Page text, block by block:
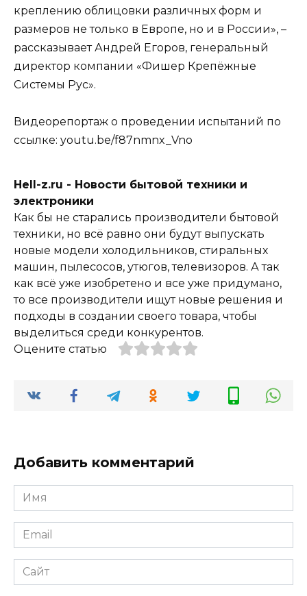
креплению облицовки различных форм и
размеров не только в Европе, но и в России», –
рассказывает Андрей Егоров, генеральный
директор компании «Фишер Крепёжные
Системы Рус».
Видеорепортаж о проведении испытаний по
ссылке: youtu.be/f87nmnx_Vno
Hell-z.ru - Новости бытовой техники и
электроники
Как бы не старались производители бытовой
техники, но всё равно они будут выпускать
новые модели холодильников, стиральных
машин, пылесосов, утюгов, телевизоров. А так
как всё уже изобретено и все уже придумано,
то все производители ищут новые решения и
подходы в создании своего товара, чтобы
выделиться среди конкурентов.
Оцените статью
Добавить комментарий
Имя
*
Email
*
Сайт